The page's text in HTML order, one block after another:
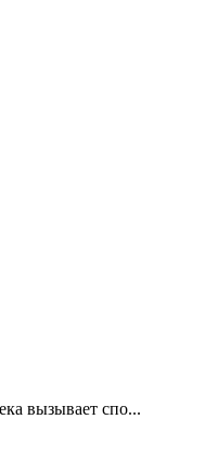
вызывает спо...